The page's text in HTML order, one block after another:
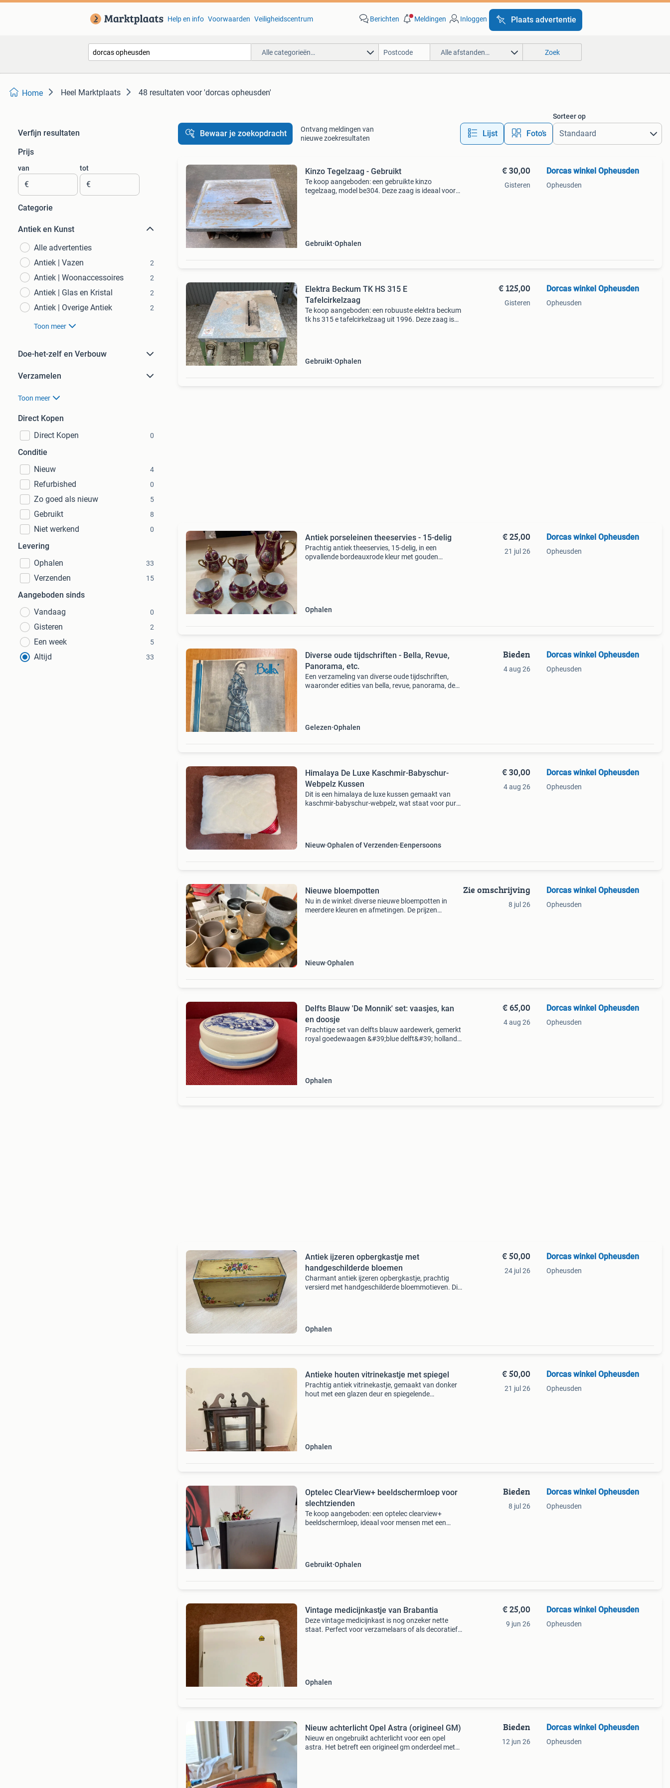
Help en info Voorwaarden Veiligheidscentrum Berichten Meldingen Inloggen Plaats advertentie
Alle categorieën… Alle afstanden… Zoek
Home Heel Marktplaats 48 resultaten voor 'dorcas opheusden'
Verfijn resultaten
Prijs
van
€
tot
€
Categorie
Antiek en Kunst
Alle advertenties
Antiek | Vazen
2
Antiek | Woonaccessoires 2
Antiek | Glas en Kristal 2
Antiek | Overige Antiek 2
Toon meer
Doe-het-zelf en Verbouw
Verzamelen
Toon meer
Direct Kopen
Direct Kopen
0
Conditie
Nieuw
4
Refurbished 0
Zo goed als nieuw 5
Gebruikt 8
Niet werkend 0
Levering
Ophalen
33
Verzenden 15
Aangeboden sinds
Vandaag
0
Gisteren 2
Een week 5
Altijd 33
Bewaar je zoekopdracht
Ontvang meldingen van
nieuwe zoekresultaten
Lijst Foto’s
Sorteer op
Kinzo Tegelzaag - Gebruikt
Te koop aangeboden: een gebruikte kinzo
tegelzaag, model be304. Deze zaag is ideaal voor
Gebruikt Ophalen
€ 30,00
Gisteren
Dorcas winkel Opheusden
Opheusden
Elektra Beckum TK HS 315 E
Tafelcirkelzaag
Te koop aangeboden: een robuuste elektra beckum
tk hs 315 e tafelcirkelzaag uit 1996. Deze zaag is
Gebruikt Ophalen
€ 125,00
Gisteren
Dorcas winkel Opheusden
Opheusden
Antiek porseleinen theeservies - 15-delig
Prachtig antiek theeservies, 15-delig, in een
opvallende bordeauxrode kleur met gouden
Ophalen
€ 25,00
21 jul 26
Dorcas winkel Opheusden
Opheusden
Diverse oude tijdschriften - Bella, Revue,
Panorama, etc.
Een verzameling van diverse oude tijdschriften,
waaronder edities van bella, revue, panorama, de
Gelezen Ophalen
Bieden
4 aug 26
Dorcas winkel Opheusden
Opheusden
Himalaya De Luxe Kaschmir-Babyschur-
Webpelz Kussen
Dit is een himalaya de luxe kussen gemaakt van
kaschmir-babyschur-webpelz, wat staat voor pure
Nieuw Ophalen of Verzenden Eenpersoons
€ 30,00
4 aug 26
Dorcas winkel Opheusden
Opheusden
Nieuwe bloempotten
Nu in de winkel: diverse nieuwe bloempotten in
meerdere kleuren en afmetingen. De prijzen
Nieuw Ophalen
Zie omschrijving
8 jul 26
Dorcas winkel Opheusden
Opheusden
Delfts Blauw 'De Monnik' set: vaasjes, kan
en doosje
Prachtige set van delfts blauw aardewerk, gemerkt
royal goedewaagen &#39;blue delft&#39; holland.
Ophalen
€ 65,00
4 aug 26
Dorcas winkel Opheusden
Opheusden
Antiek ijzeren opbergkastje met
handgeschilderde bloemen
Charmant antiek ijzeren opbergkastje, prachtig
versierd met handgeschilderde bloemmotieven. Dit
Ophalen
€ 50,00
24 jul 26
Dorcas winkel Opheusden
Opheusden
Antieke houten vitrinekastje met spiegel
Prachtig antiek vitrinekastje, gemaakt van donker
hout met een glazen deur en spiegelende
Ophalen
€ 50,00
21 jul 26
Dorcas winkel Opheusden
Opheusden
Optelec ClearView+ beeldschermloep voor
slechtzienden
Te koop aangeboden: een optelec clearview+
beeldschermloep, ideaal voor mensen met een
Gebruikt Ophalen
Bieden
8 jul 26
Dorcas winkel Opheusden
Opheusden
Vintage medicijnkastje van Brabantia
Deze vintage medicijnkast is nog onzeker nette
staat. Perfect voor verzamelaars of als decoratief
Ophalen
€ 25,00
9 jun 26
Dorcas winkel Opheusden
Opheusden
Nieuw achterlicht Opel Astra (origineel GM)
Nieuw en ongebruikt achterlicht voor een opel
astra. Het betreft een origineel gm onderdeel met
Bieden
12 jun 26
Dorcas winkel Opheusden
Opheusden